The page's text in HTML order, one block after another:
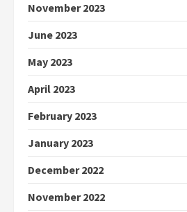
November 2023
June 2023
May 2023
April 2023
February 2023
January 2023
December 2022
November 2022